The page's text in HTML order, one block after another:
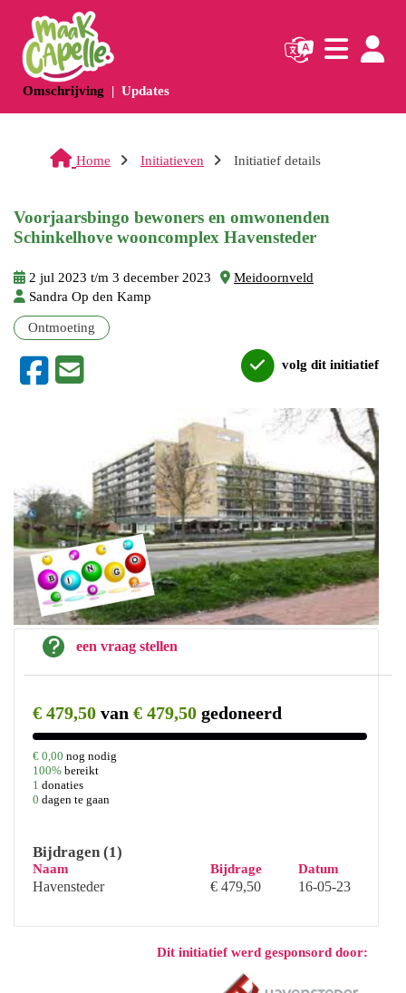
Omschrijving (huidige pagina)
Updates(huidige pagina)
Navigatie
Home Initiatieven Initiatief details
Voorjaarsbingo bewoners en omwonenden
Schinkelhove wooncomplex Havensteder
2 jul 2023 t/m 3 december 2023
Meidoornveld
Sandra Op den Kamp
Ontmoeting
volg dit initiatief
een vraag stellen
€ 479,50 van € 479,50 gedoneerd
€ 0,00 nog nodig
100% bereikt
1 donaties
0 dagen te gaan
Bijdragen (1)
Naam Bijdrage Datum
Havensteder € 479,50 16-05-23
Dit initiatief werd gesponsord door: